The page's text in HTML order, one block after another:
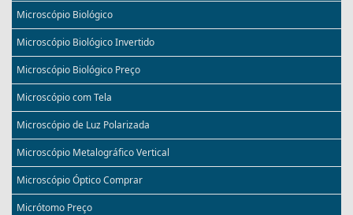
Microscópio Biológico
Microscópio Biológico Invertido
Microscópio Biológico Preço
Microscópio com Tela
Microscópio de Luz Polarizada
Microscópio Metalográfico Vertical
Microscópio Óptico Comprar
Micrótomo Preço